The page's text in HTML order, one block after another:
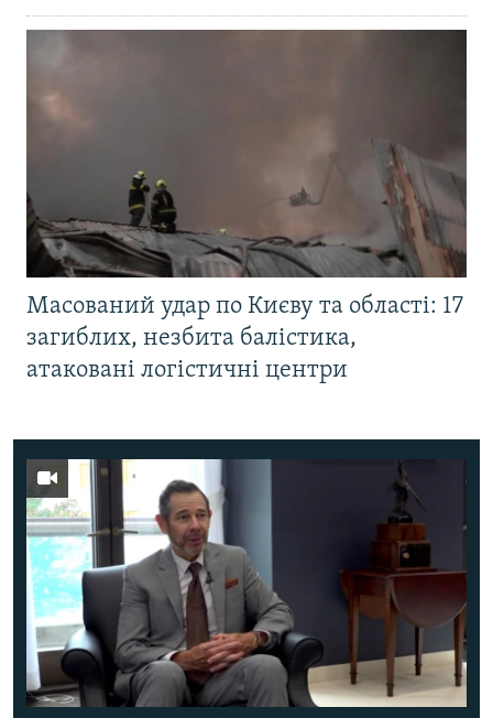
Масований удар по Києву та області: 17
загиблих, незбита балістика,
атаковані логістичні центри